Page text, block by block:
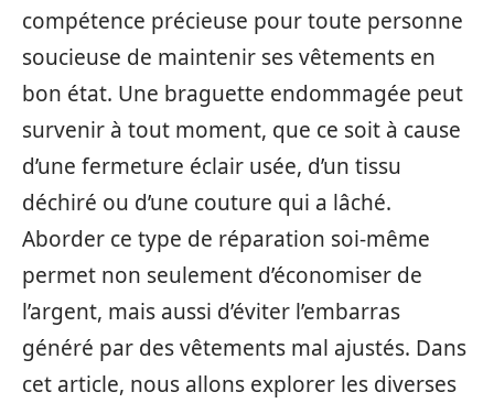
compétence précieuse pour toute personne
soucieuse de maintenir ses vêtements en
bon état. Une braguette endommagée peut
survenir à tout moment, que ce soit à cause
d’une fermeture éclair usée, d’un tissu
déchiré ou d’une couture qui a lâché.
Aborder ce type de réparation soi-même
permet non seulement d’économiser de
l’argent, mais aussi d’éviter l’embarras
généré par des vêtements mal ajustés. Dans
cet article, nous allons explorer les diverses